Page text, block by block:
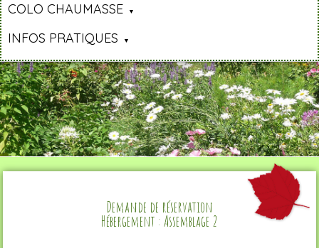
COLO CHAUMASSE
INFOS PRATIQUES
Demande de réservation
Hébergement : Assemblage 2